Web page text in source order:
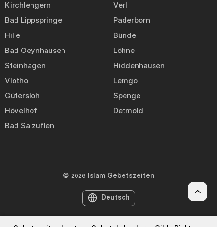
Kirchlengern
Verl
Bad Lippspringe
Paderborn
Hille
Bünde
Bad Oeynhausen
Löhne
Steinhagen
Hiddenhausen
Vlotho
Lemgo
Gütersloh
Spenge
Hövelhof
Detmold
Bad Salzuflen
© 2026 Islam Gebetszeiten
Deutsch